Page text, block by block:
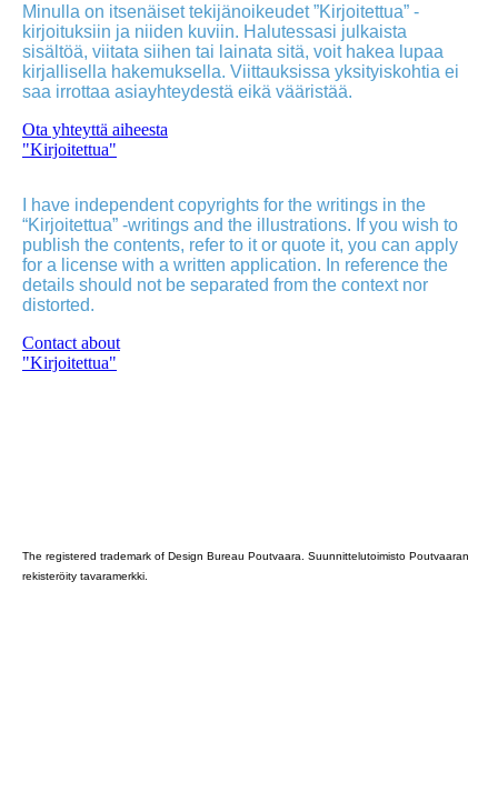
Minulla on itsenäiset tekijänoikeudet ”Kirjoitettua” -
kirjoituksiin ja niiden kuviin. Halutessasi julkaista
sisältöä, viitata siihen tai lainata sitä, voit hakea lupaa
kirjallisella hakemuksella. Viittauksissa yksityiskohtia ei
saa irrottaa asiayhteydestä eikä vääristää.
Ota yhteyttä aiheesta
"Kirjoitettua"
I have independent copyrights for the writings in the
“Kirjoitettua” -writings and the illustrations. If you wish to
publish the contents, refer to it or quote it, you can apply
for a license with a written application. In reference the
details should not be separated from the context nor
distorted.
Contact about
"Kirjoitettua"
The registered trademark of Design Bureau Poutvaara. Suunnittelutoimisto Poutvaaran
rekisteröity tavaramerkki.